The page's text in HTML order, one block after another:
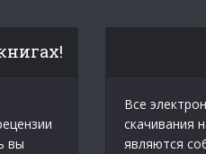
вы
Все
скачивания
являются